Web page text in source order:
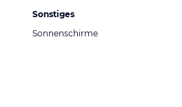
Sonstiges
Sonnenschirme